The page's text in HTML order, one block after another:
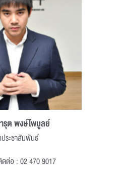
รุต พงษ์ไพบูลย์
ระชาสัมพันธ์
ดต่อ : 02 470 9017